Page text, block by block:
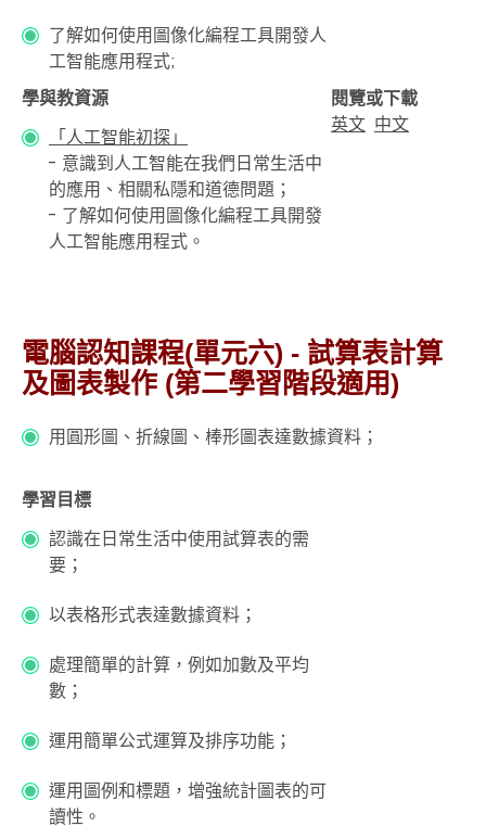
了解如何使用圖像化編程工具開發人
工智能應用程式;
學與教資源
閱覽或下載
「人工智能初探」
- 意識到人工智能在我們日常生活中
的應用、相關私隱和道德問題；
- 了解如何使用圖像化編程工具開發
人工智能應用程式。
英文 中文
電腦認知課程(單元六) - 試算表計算
及圖表製作 (第二學習階段適用)
用圓形圖、折線圖、棒形圖表達數據資料；
學習目標
認識在日常生活中使用試算表的需
要；
以表格形式表達數據資料；
處理簡單的計算，例如加數及平均
數；
運用簡單公式運算及排序功能；
運用圖例和標題，增強統計圖表的可
讀性。